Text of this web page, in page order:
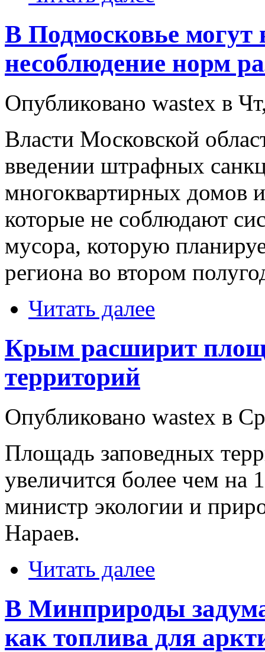
В Подмосковье
несоблюдение норм
Опубликовано wastex в
Власти Московской
введении штрафных
многоквартирных домов
которые не соблюдают
мусора, которую
региона во втором
Читать далее
Крым расширит
территорий
Опубликовано wastex в
Площадь заповедных
увеличится более чем на
министр экологии и
Нараев.
Читать далее
В Минприроды
как топлива для